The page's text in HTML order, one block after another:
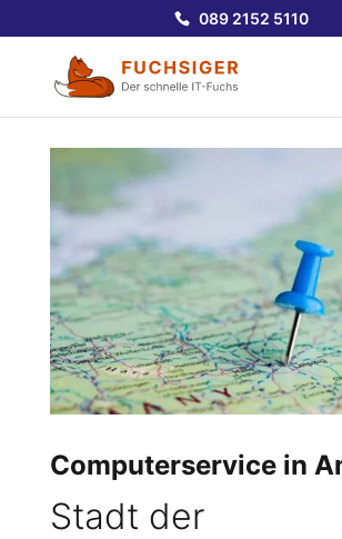
089 2152 5110
Computerservice in
Stadt der